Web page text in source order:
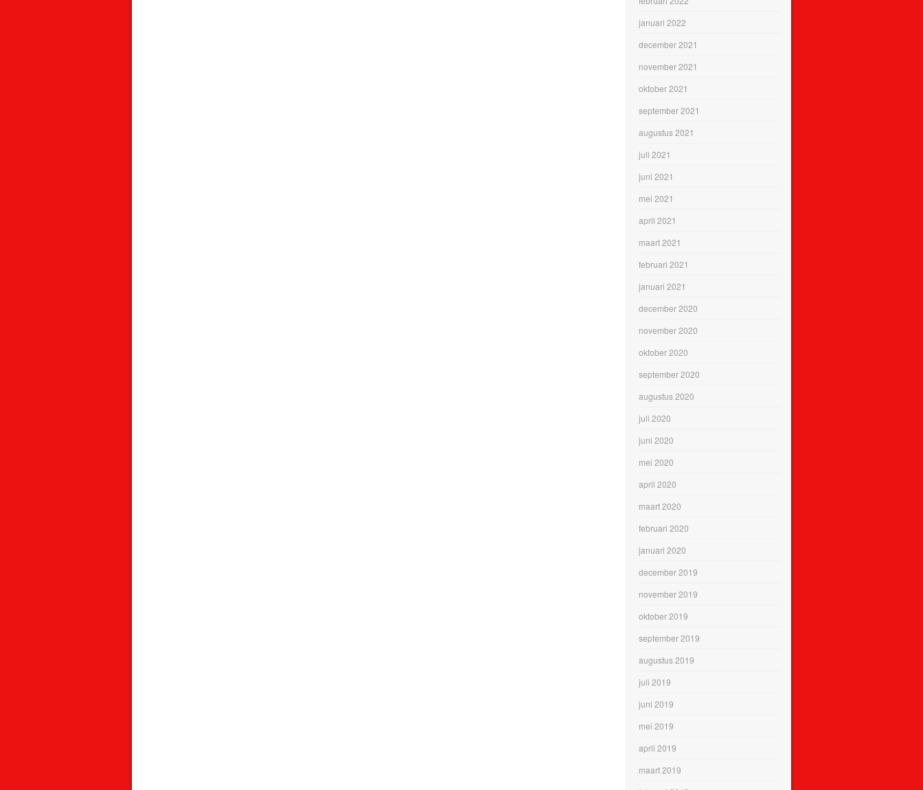
januari 2022
december 2021
november 2021
oktober 2021
september 2021
augustus 2021
juli 2021
juni 2021
mei 2021
april 2021
maart 2021
februari 2021
januari 2021
december 2020
november 2020
oktober 2020
september 2020
augustus 2020
juli 2020
juni 2020
mei 2020
april 2020
maart 2020
februari 2020
januari 2020
december 2019
november 2019
oktober 2019
september 2019
augustus 2019
juli 2019
juni 2019
mei 2019
april 2019
maart 2019